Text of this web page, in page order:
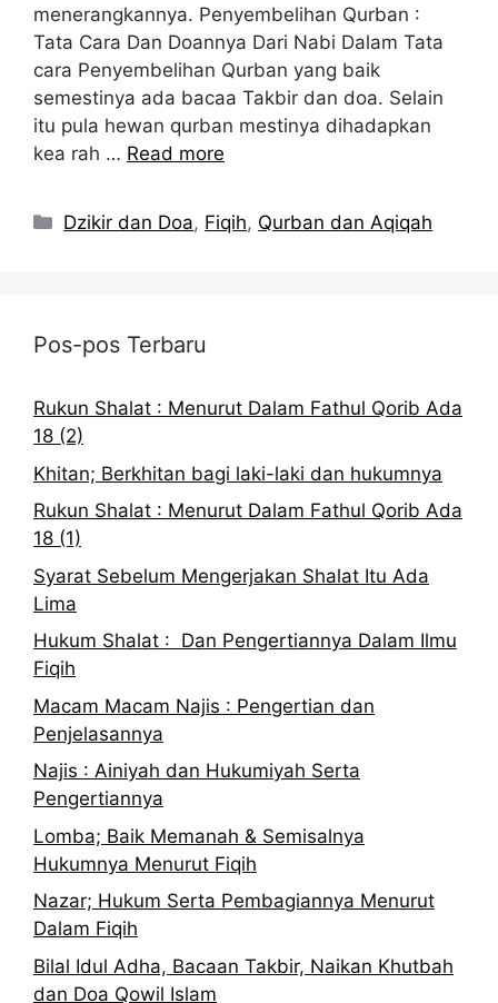
menerangkannya. Penyembelihan Qurban :
Tata Cara Dan Doannya Dari Nabi Dalam Tata
cara Penyembelihan Qurban yang baik
semestinya ada bacaa Takbir dan doa. Selain
itu pula hewan qurban mestinya dihadapkan
kea rah … Read more
Kategori
Dzikir dan Doa, Fiqih, Qurban dan Aqiqah
Pos-pos Terbaru
Rukun Shalat : Menurut Dalam Fathul Qorib Ada
18 (2)
Khitan; Berkhitan bagi laki-laki dan hukumnya
Rukun Shalat : Menurut Dalam Fathul Qorib Ada
18 (1)
Syarat Sebelum Mengerjakan Shalat Itu Ada
Lima
Hukum Shalat : Dan Pengertiannya Dalam Ilmu
Fiqih
Macam Macam Najis : Pengertian dan
Penjelasannya
Najis : Ainiyah dan Hukumiyah Serta
Pengertiannya
Lomba; Baik Memanah & Semisalnya
Hukumnya Menurut Fiqih
Nazar; Hukum Serta Pembagiannya Menurut
Dalam Fiqih
Bilal Idul Adha, Bacaan Takbir, Naikan Khutbah
dan Doa Qowil Islam